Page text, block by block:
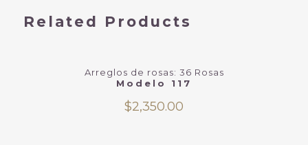
Related Products
Arreglos de rosas: 36 Rosas
Modelo 117
$2,350.00